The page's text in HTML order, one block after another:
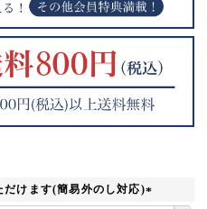
だけます(簡易外のし対応)